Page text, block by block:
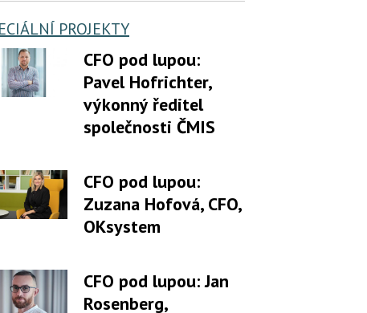
PROJEKTY
CFO pod lupou:
Pavel Hofrichter,
výkonný ředitel
společnosti ČMIS
CFO pod lupou:
Zuzana Hofová, CFO,
OKsystem
CFO pod lupou: Jan
Rosenberg,